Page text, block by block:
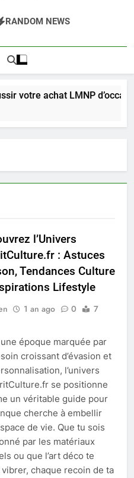
RANDOM NEWS
votre achat LMNP
l’Univers
: Astuces
Tendances Culture
Lifestyle
1 an ago 0
7
époque marquée par
croissant d’évasion et
l’univers
se positionne
un véritable guide pour
cherche à embellir
de vie. Que tu sois
par les matériaux
ou que l’art déco te
chaque recoin de ta